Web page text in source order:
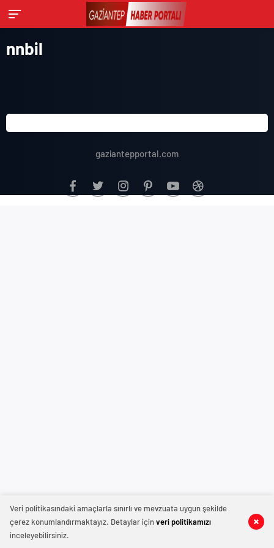
nnbil
gaziantepportal.com
Veri politikasındaki amaçlarla sınırlı ve mevzuata uygun şekilde
çerez konumlandırmaktayız. Detaylar içinveri politikamızı
inceleyebilirsiniz.